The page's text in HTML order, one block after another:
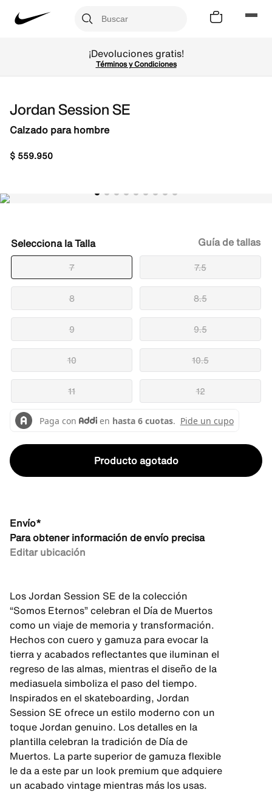
¡Devoluciones gratis!
Términos y Condiciones
Jordan Session SE
Calzado para hombre
$ 559.950
Talla
7 7.5
8 8.5
9 9.5
10 10.5
11 12
Guía de tallas
Producto agotado
Envío*
Para obtener información de envío precisa
Editar ubicación
Los Jordan Session SE de la colección
“Somos Eternos” celebran el Día de Muertos
como un viaje de memoria y transformación.
Hechos con cuero y gamuza para evocar la
tierra y acabados reflectantes que iluminan el
regreso de las almas, mientras el diseño de la
mediasuela simboliza el paso del tiempo.
Inspirados en el skateboarding, Jordan
Session SE ofrece un estilo moderno con un
toque Jordan genuino. Los detalles en la
plantilla celebran la tradición de Día de
Muertos. La parte superior de gamuza flexible
le da a este par un look premium que adquiere
un acabado vintage mientras más los usas.